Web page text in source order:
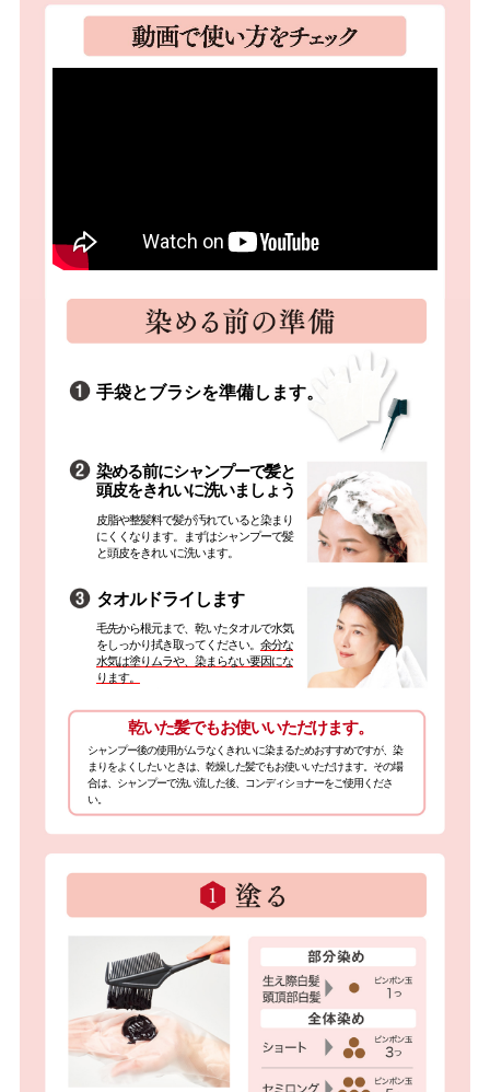
手袋とブラシを準備します。
染める前にシャンプーで髪と
頭皮をきれいに洗いましょう
皮脂や整髪料で髪が汚れていると染まり
にくくなります。まずはシャンプーで髪
と頭皮をきれいに洗います。
タオルドライします
毛先から根元まで、乾いたタオルで水気
をしっかり拭き取ってください。 余分な
水気は塗りムラや、染まらない要因にな
ります。
乾いた髪でもお使いいただけます。
シャンプー後の使用がムラなくきれいに染まるためおすすめですが、染
まりをよくしたいときは、乾燥した髪でもお使いいただけます。その場
合は、シャンプーで洗い流した後、コンディショナーをご使用くださ
い。